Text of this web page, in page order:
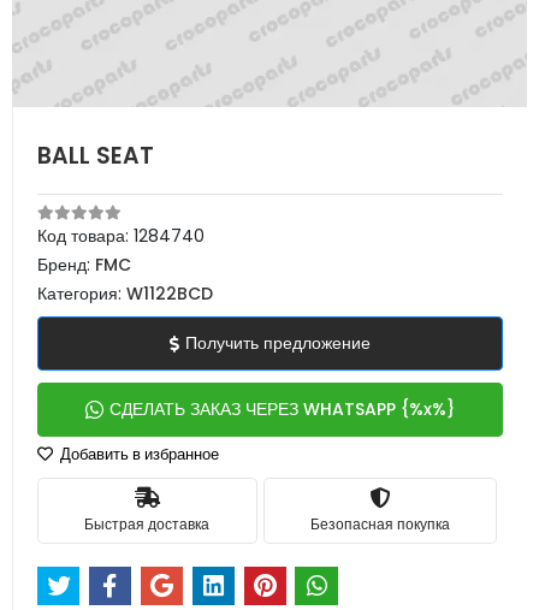
BALL SEAT
Код товара: 1284740
Бренд: FMC
Категория: W1122BCD
Получить предложение
СДЕЛАТЬ ЗАКАЗ ЧЕРЕЗ WHATSAPP {%x%}
Добавить в избранное
Быстрая доставка Безопасная покупка